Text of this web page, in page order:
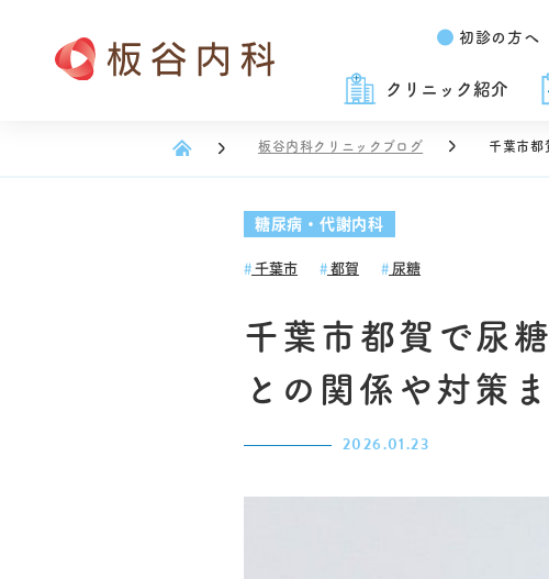
初診の方へ
クリニック紹介
板谷内科クリニックブログ 千葉市都
糖尿病・代謝内科
千葉市 都賀 尿糖
千葉市都賀で尿
との関係や対策
2026.01.23